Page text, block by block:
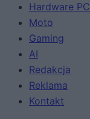
Hardware PC
Moto
Gaming
AI
Redakcja
Reklama
Kontakt